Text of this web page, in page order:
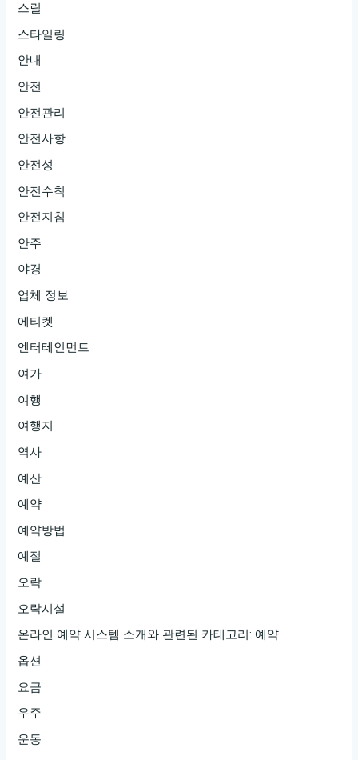
스릴
스타일링
안내
안전
안전관리
안전사항
안전성
안전수칙
안전지침
안주
야경
업체 정보
에티켓
엔터테인먼트
여가
여행
여행지
역사
예산
예약
예약방법
예절
오락
오락시설
온라인 예약 시스템 소개와 관련된 카테고리: 예약
옵션
요금
우주
운동